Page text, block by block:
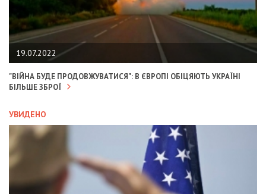
19.07.2022
"ВІЙНА БУДЕ ПРОДОВЖУВАТИСЯ": В ЄВРОПІ ОБІЦЯЮТЬ УКРАЇНІ
БІЛЬШЕ ЗБРОЇ
УВИДЕНО